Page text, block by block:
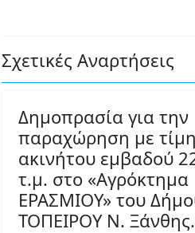
Σχετικές Αναρτήσεις
Δημοπρασία για την
παραχώρηση με
ακινήτου εμβαδού
τ.μ. στο «Αγρόκτημα
ΕΡΑΣΜΙΟΥ» του
ΤΟΠΕΙΡΟΥ Ν. Ξάνθης.